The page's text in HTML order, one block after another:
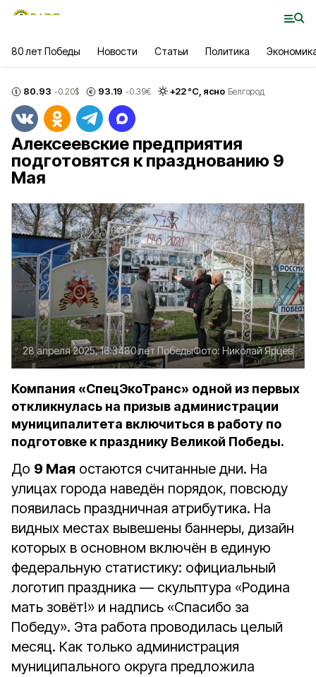
80 лет Победы Новости Статьи Политика
80.93 -0.20$ 93.19 -0.39€ +22°С, ясно Белгород
Алексеевские предприятия
подготовятся к празднованию 9
Мая
28 апреля 2025, 16:3480 лет ПобедыФото: Николай Ярцев
Компания «СпецЭкоТранс» одной из первых
откликнулась на призыв администрации
муниципалитета включиться в работу по
подготовке к празднику Великой Победы.
До 9 Мая остаются считанные дни. На
улицах города наведён порядок, повсюду
появилась праздничная атрибутика. На
видных местах вывешены баннеры, дизайн
которых в основном включён в единую
федеральную статистику: официальный
логотип праздника — скульптура «Родина
мать зовёт!» и надпись «Спасибо за
Победу». Эта работа проводилась целый
месяц. Как только администрация
муниципального округа предложила